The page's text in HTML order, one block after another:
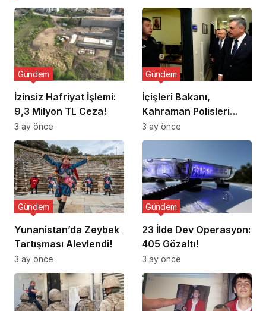
İzinsiz Hafriyat İşlemi:
9,3 Milyon TL Ceza!
Gündem
3 ay önce
İçişleri Bakanı,
Kahraman Polisleri
Ziyaret Etti
Gündem
3 ay önce
Yunanistan’da Zeybek
Tartışması Alevlendi!
Gündem
3 ay önce
23 İlde Dev Operasyon:
405 Gözaltı!
Gündem
3 ay önce